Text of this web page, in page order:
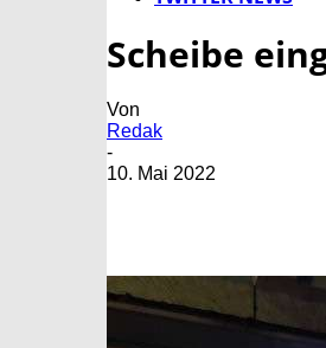
Scheibe
Von
Redak
-
10. Mai 2022